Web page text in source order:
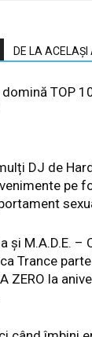
DE LA ACELAȘI
domină TOP
DJ de
pe
și M.A.D.E. –
Trance
ZERO la